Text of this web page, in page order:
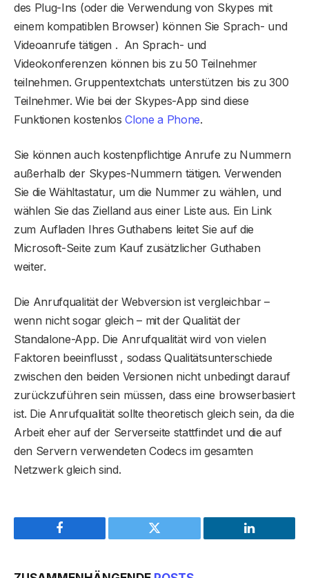
des Plug-Ins (oder die Verwendung von Skypes mit
einem kompatiblen Browser) können Sie Sprach- und
Videoanrufe tätigen . An Sprach- und
Videokonferenzen können bis zu 50 Teilnehmer
teilnehmen. Gruppentextchats unterstützen bis zu 300
Teilnehmer. Wie bei der Skypes-App sind diese
Funktionen kostenlosClone a Phone.
Sie können auch kostenpflichtige Anrufe zu Nummern
außerhalb der Skypes-Nummern tätigen. Verwenden
Sie die Wähltastatur, um die Nummer zu wählen, und
wählen Sie das Zielland aus einer Liste aus. Ein Link
zum Aufladen Ihres Guthabens leitet Sie auf die
Microsoft-Seite zum Kauf zusätzlicher Guthaben
weiter.
Die Anrufqualität der Webversion ist vergleichbar –
wenn nicht sogar gleich – mit der Qualität der
Standalone-App. Die Anrufqualität wird von vielen
Faktoren beeinflusst , sodass Qualitätsunterschiede
zwischen den beiden Versionen nicht unbedingt darauf
zurückzuführen sein müssen, dass eine browserbasiert
ist. Die Anrufqualität sollte theoretisch gleich sein, da die
Arbeit eher auf der Serverseite stattfindet und die auf
den Servern verwendeten Codecs im gesamten
Netzwerk gleich sind.
Facebook Twitter LinkedIn